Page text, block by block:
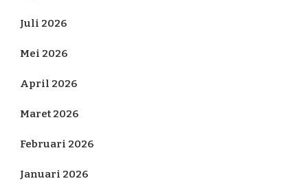
Juli 2026
Mei 2026
April 2026
Maret 2026
Februari 2026
Januari 2026